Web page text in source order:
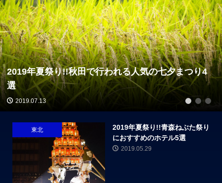
2019年夏祭り!!秋田で行われる人気の七夕まつり4
選
2019.07.13 1 2 3
東北
2019年夏祭り!!青森ねぶた祭り
におすすめのホテル5選
2019.05.29